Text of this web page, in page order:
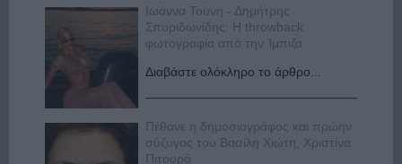
Ιωάννα Τούνη - Δημήτρης
Σπυριδωνίδης: Η throwback
φωτογραφία από την Ίμπιζα
Διαβάστε ολόκληρο το άρθρο...
Πέθανε η δημοσιογράφος και πρώην
σύζυγος του Βασίλη Χιώτη, Χριστίνα
Πιτουρά